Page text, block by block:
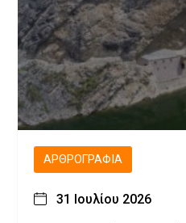
ΑΡΘΡΟΓΡΑΦΊΑ
31 Ιουλίου 2026